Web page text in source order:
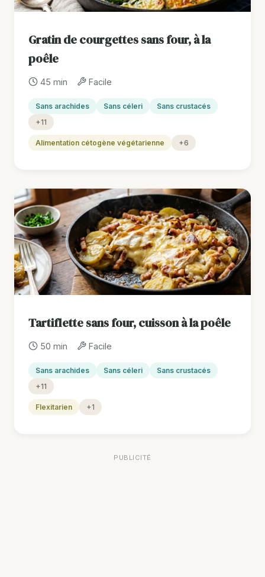
Gratin de courgettes sans four, à la
poêle
45 min Facile
Sans arachides Sans céleri
Sans crustacés
+11
Alimentation cétogène végétarienne +6
Tartiflette sans four, cuisson à la poêle
50 min Facile
Sans arachides Sans céleri
Sans crustacés
+11
Flexitarien +1
PUBLICITÉ